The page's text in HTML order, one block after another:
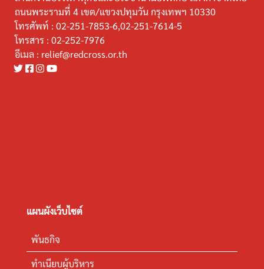
ถนนพระรามที่ 4 เขต/แขวงปทุมวัน กรุงเทพฯ 10330
โทรศัพท์ : 02-251-7853-6,02-251-7614-5
โทรสาร : 02-252-7976
อีเมล : relief@redcross.or.th
แผนผังเว็บไซต์
พันธกิจ
ทำเนียบผู้บริหาร